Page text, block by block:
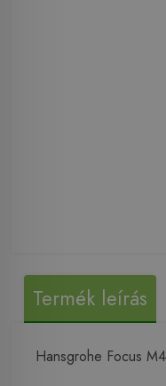
Termék leírás
Hansgrohe Focus